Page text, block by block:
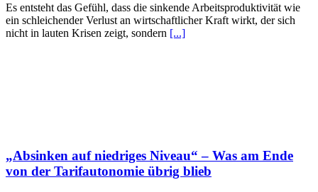
Es entsteht das Gefühl, dass die sinkende Arbeitsproduktivität wie
ein schleichender Verlust an wirtschaftlicher Kraft wirkt, der sich
nicht in lauten Krisen zeigt, sondern [...]
„Absinken auf niedriges Niveau“ – Was am Ende
von der Tarifautonomie übrig blieb